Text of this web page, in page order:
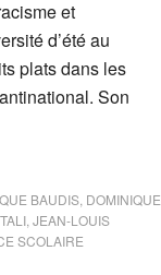
et
d’été au
plats dans les
Son
BAUDIS DOMINIQUE
JEAN-LOUIS
SCOLAIRE